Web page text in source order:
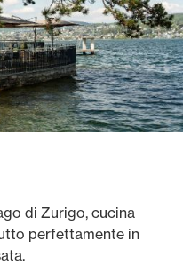
di Zurigo, cucina
perfettamente in